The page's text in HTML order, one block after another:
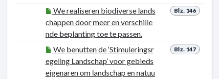
Blz. 146
We realiseren biodiverse lands
chappen door meer en verschille
nde beplanting toe te passen.
Blz. 147
We benutten de ‘Stimuleringsr
egeling Landschap’ voor gebieds
eigenaren om landschap en natuu